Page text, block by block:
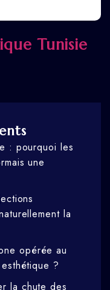
Tunisie
: pourquoi les
une
la
opérée au
?
la chute des